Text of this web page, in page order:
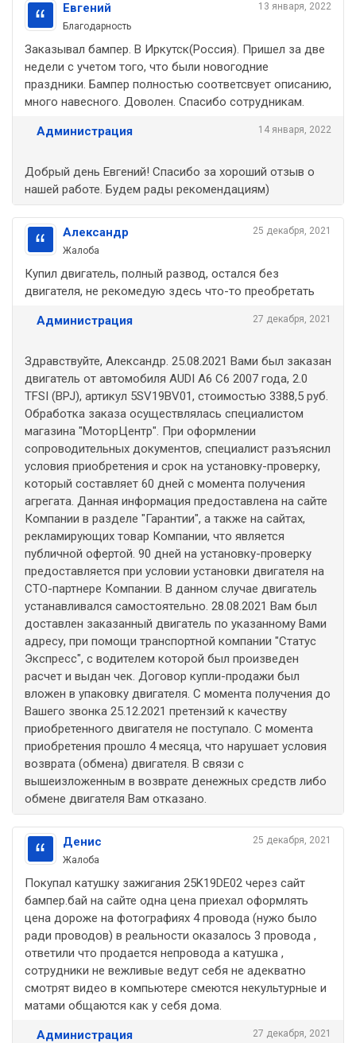
13 января, 2022
Евгений
Благодарность
Заказывал бампер. В Иркутск(Россия). Пришел за две
недели с учетом того, что были новогодние
праздники. Бампер полностью соответсвует описанию,
много навесного. Доволен. Спасибо сотрудникам.
14 января, 2022
Администрация
Добрый день Евгений! Спасибо за хороший отзыв о
нашей работе. Будем рады рекомендациям)
25 декабря, 2021
Александр
Жалоба
Купил двигатель, полный развод, остался без
двигателя, не рекомедую здесь что-то преобретать
27 декабря, 2021
Администрация
Здравствуйте, Александр. 25.08.2021 Вами был заказан
двигатель от автомобиля AUDI A6 C6 2007 года, 2.0
TFSI (BPJ), артикул 5SV19BV01, стоимостью 3388,5 руб.
Обработка заказа осуществлялась специалистом
магазина "МоторЦентр". При оформлении
сопроводительных документов, специалист разъяснил
условия приобретения и срок на установку-проверку,
который составляет 60 дней с момента получения
агрегата. Данная информация предоставлена на сайте
Компании в разделе "Гарантии", а также на сайтах,
рекламирующих товар Компании, что является
публичной офертой. 90 дней на установку-проверку
предоставляется при условии установки двигателя на
СТО-партнере Компании. В данном случае двигатель
устанавливался самостоятельно. 28.08.2021 Вам был
доставлен заказанный двигатель по указанному Вами
адресу, при помощи транспортной компании "Статус
Экспресс", с водителем которой был произведен
расчет и выдан чек. Договор купли-продажи был
вложен в упаковку двигателя. С момента получения до
Вашего звонка 25.12.2021 претензий к качеству
приобретенного двигателя не поступало. С момента
приобретения прошло 4 месяца, что нарушает условия
возврата (обмена) двигателя. В связи с
вышеизложенным в возврате денежных средств либо
обмене двигателя Вам отказано.
25 декабря, 2021
Денис
Жалоба
Покупал катушку зажигания 25K19DE02 через сайт
бампер.бай на сайте одна цена приехал оформлять
цена дороже на фотографиях 4 провода (нужо было
ради проводов) в реальности оказалось 3 провода ,
ответили что продается непровода а катушка ,
сотрудники не вежливые ведут себя не адекватно
смотрят видео в компьютере смеются некультурные и
матами общаются как у себя дома.
27 декабря, 2021
Администрация